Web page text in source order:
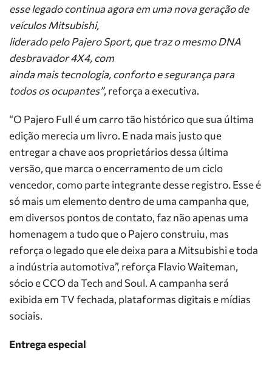
esse legado continua agora em uma nova geração de
veículos Mitsubishi,
liderado pelo Pajero Sport, que traz o mesmo DNA
desbravador 4X4, com
ainda mais tecnologia, conforto e segurança para
todos os ocupantes”, reforça a executiva.
“O Pajero Full é um carro tão histórico que sua última
edição merecia um livro. E nada mais justo que
entregar a chave aos proprietários dessa última
versão, que marca o encerramento de um ciclo
vencedor, como parte integrante desse registro. Esse é
só mais um elemento dentro de uma campanha que,
em diversos pontos de contato, faz não apenas uma
homenagem a tudo que o Pajero construiu, mas
reforça o legado que ele deixa para a Mitsubishi e toda
a indústria automotiva”, reforça Flavio Waiteman,
sócio e CCO da Tech and Soul. A campanha será
exibida em TV fechada, plataformas digitais e mídias
sociais.
Entrega especial